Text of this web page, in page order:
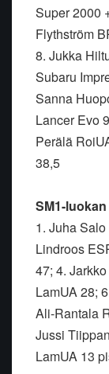
Super 2000
Flythström
8. Jukka
Subaru
Sanna
Lancer Evo
Perälä
38,5
SM1-
1. Juha
Lindroos
47; 4.
LamUA 28;
Ali-Rantala
Jussi
LamUA 13